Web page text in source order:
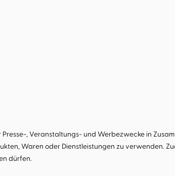
, Veranstaltungs- und Werbezwecke in
Waren oder Dienstleistungen zu verwenden.
dürfen.